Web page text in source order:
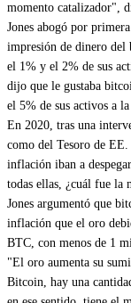
momento catalizador",
Jones abogó por
impresión de dinero del
el 1% y el 2% de sus
dijo que le gustaba
el 5% de sus activos a
En 2020, tras una
como del Tesoro de
inflación iban a
todas ellas, ¿cuál fue la
Jones argumentó que
inflación que el oro
BTC, con menos de 1
"El oro aumenta su
Bitcoin, hay una